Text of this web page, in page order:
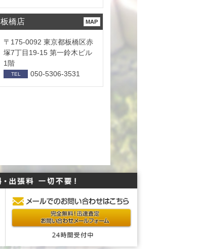
板橋店 MAP
〒175-0092 東京都板橋区赤
塚7丁目19-15 第一鈴木ビル
1階
TEL 050-5306-3531